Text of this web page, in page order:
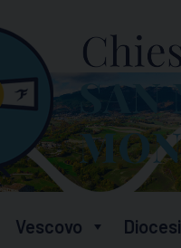
Vescovo Diocesi